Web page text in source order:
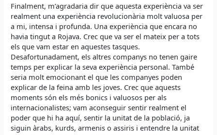
Finalment, m’agradaria dir que aquesta experiència va ser
realment una experiència revolucionària molt valuosa per
a mi, intensa i profunda. Una experiència que encara no
havia tingut a Rojava. Crec que va ser el mateix per a tots
els que vam estar en aquestes tasques.
Desafortunadament, els altres companys no tenen gaire
temps per explicar la seva experiència personal. També
seria molt emocionant el que les companyes poden
explicar de la feina amb les joves. Crec que aquests
moments són els més bonics i valuosos per als
internacionalistes; vam aconseguir sentir realment el
poder que hi ha aquí, sentir la unitat de la població, ja
siguin àrabs, kurds, armenis o assiris i entendre la unitat